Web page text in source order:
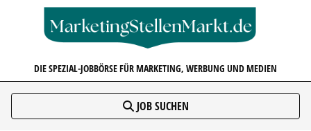
DIE SPEZIAL-JOBBÖRSE FÜR MARKETING, WERBUNG UND MEDIEN
JOB SUCHEN